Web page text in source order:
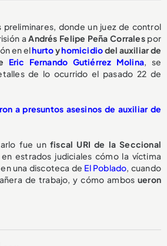
preliminares, donde un juez de control
aAndrés Felipe Peña Corralespor
en elhurtoyhomicidiodel auxiliar de
Eric Fernando Gutiérrez Molina, se
de lo ocurrido el pasado 22 de
a presuntos asesinos de auxiliar de
fue unfiscal URI de la Seccional
estrados judiciales cómo la víctima
una discoteca de El Poblado, cuando
de trabajo, y cómo ambos ueron